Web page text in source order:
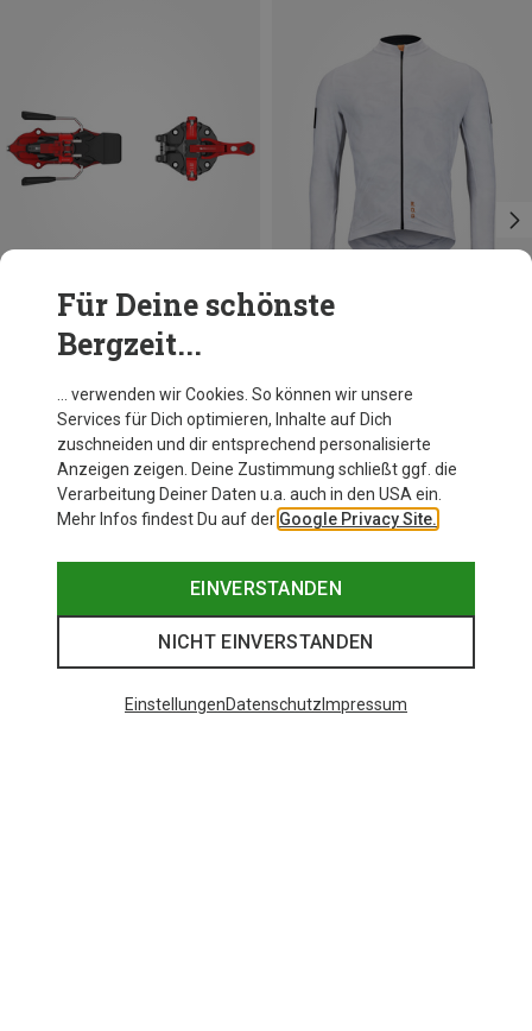
Du sparst 13%
Für Deine schönste
Bergzeit...
… verwenden wir Cookies. So können wir unsere
Services für Dich optimieren, Inhalte auf Dich
zuschneiden und dir entsprechend personalisierte
Anzeigen zeigen. Deine Zustimmung schließt ggf. die
Verarbeitung Deiner Daten u.a. auch in den USA ein.
Mehr Infos findest Du auf der Google Privacy Site.
EINVERSTANDEN
NICHT EINVERSTANDEN
EinstellungenDatenschutz Impressum